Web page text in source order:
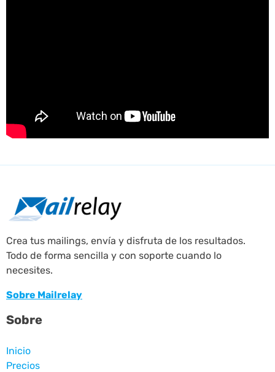
Crea tus mailings, envía y disfruta de los resultados.
Todo de forma sencilla y con soporte cuando lo
necesites.
Sobre Mailrelay
Sobre
Inicio
Precios